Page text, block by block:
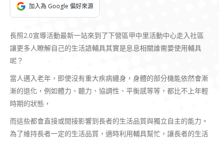
加入為 Google 偏好來源
長照2.0宣導活動最新一站來到了下營區甲中里活動中心走入社區
讓更多人瞭解自己的生活語輔具其實是息息相關誰需要使用輔具
呢？
當人邁入老年，即使沒有重大疾病纏身，身體的部分機能依然會漸
漸的退化，例如體力、聽力、協調性、平衡感等等，都比不上年輕
時期的狀態，
而這些都會直接或間接影響到長者的生活品質與獨立自主的能力。
為了維持長者一定的生活品質，適時利用輔具幫忙，讓長者的生活